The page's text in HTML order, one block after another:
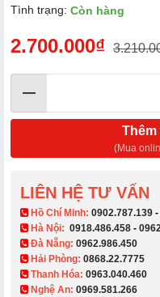
Tình trạng: Còn hàng
2.700.000₫
Thêm
(Mua
LIÊN HỆ TƯ VẤN
​ Hồ Chí Minh: 0902.787.139 -
Hà Nội: 0918.486.458 -
Đà Nẵng: 0962.986.450
Hải Phòng: 0868.22.7775
Thanh Hóa: 0963.040.460
Nghệ An: 0969.581.266